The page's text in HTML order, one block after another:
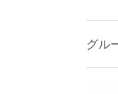
グル